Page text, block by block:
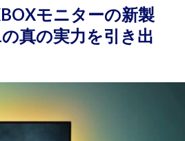
モニターの新製
真の実力を引き出